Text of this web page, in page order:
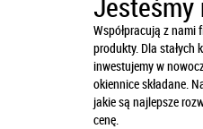
Współpracują z nami
produkty. Dla stałych
inwestujemy w
okiennice składane.
jakie są najlepsze
cenę.